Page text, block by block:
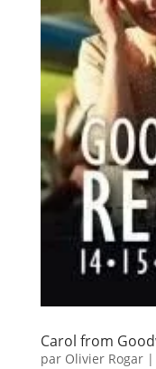
Carol from
par Olivier Rogar|